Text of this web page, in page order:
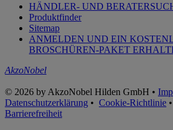
HÄNDLER- UND
Produktfinder
Sitemap
ANMELDEN UND EIN
BROSCHÜREN-PAKET
AkzoNobel
© 2026 by AkzoNobel Hilden GmbH •
Datenschutzerklärung • Cookie-Richtlinie •
Barrierefreiheit